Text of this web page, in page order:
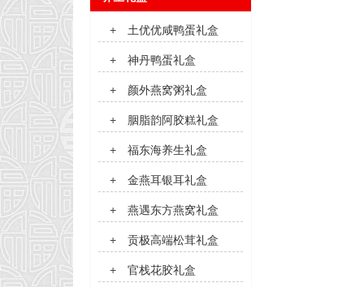
+ 土优优咸鸭蛋礼盒
+ 神丹鸭蛋礼盒
+ 颜外燕窝粥礼盒
+ 胭脂韵阿胶糕礼盒
+ 福东海养生礼盒
+ 金燕耳银耳礼盒
+ 燕遇东方燕窝礼盒
+ 贡极高端松茸礼盒
+ 官栈花胶礼盒